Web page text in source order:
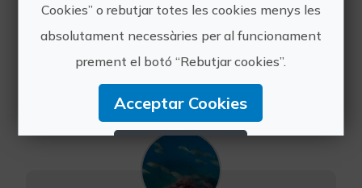
sense títol. Barco rígid de 5 metres
amb motor de 15cv, en el qual podreu
costa de Santa Pola (Alacant) fins a
una milla de dist...
Cookies” o rebutjar totes les cookies menys les
absolutament necessàries per al funcionament
prement el botó “Rebutjar cookies”.
Acceptar Cookies
Rebutjar Cookies
Configurar Cookies